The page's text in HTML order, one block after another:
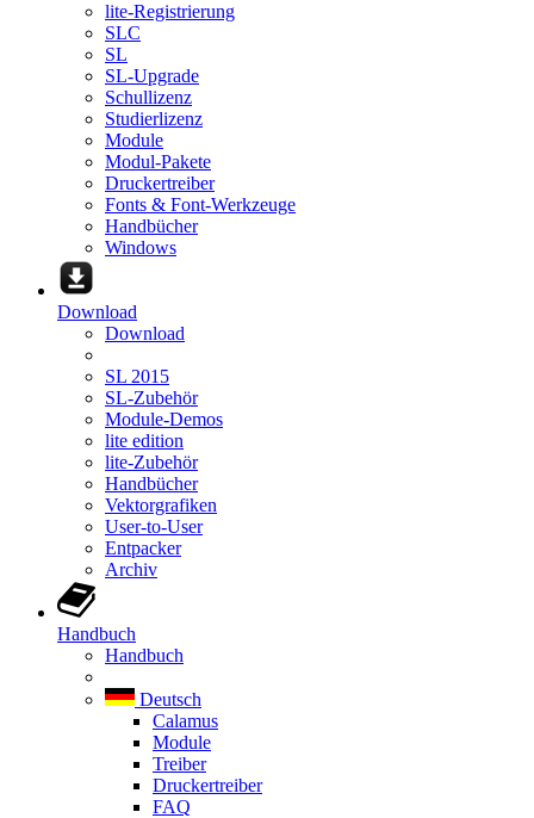
lite-Registrierung
SLC
SL
SL-Upgrade
Schullizenz
Studierlizenz
Module
Modul-Pakete
Druckertreiber
Fonts & Font-Werkzeuge
Handbücher
Windows
Download
Download
SL 2015
SL-Zubehör
Module-Demos
lite edition
lite-Zubehör
Handbücher
Vektorgrafiken
User-to-User
Entpacker
Archiv
Handbuch
Handbuch
Deutsch
Calamus
Module
Treiber
Druckertreiber
FAQ